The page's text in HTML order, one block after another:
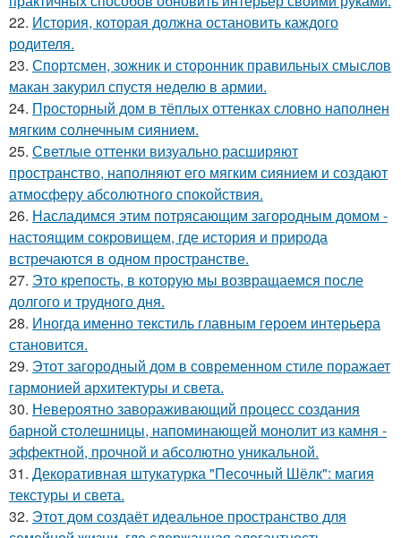
22. История, которая должна остановить каждого
родителя.
23. Спортсмен, зожник и сторонник правильных смыслов
макан закурил спустя неделю в армии.
24. Просторный дом в тёплых оттенках словно наполнен
мягким солнечным сиянием.
25. Светлые оттенки визуально расширяют
пространство, наполняют его мягким сиянием и создают
атмосферу абсолютного спокойствия.
26. Насладимся этим потрясающим загородным домом -
настоящим сокровищем, где история и природа
встречаются в одном пространстве.
27. Это крепость, в которую мы возвращаемся после
долгого и трудного дня.
28. Иногда именно текстиль главным героем интерьера
становится.
29. Этот загородный дом в современном стиле поражает
гармонией архитектуры и света.
30. Невероятно завораживающий процесс создания
барной столешницы, напоминающей монолит из камня -
эффектной, прочной и абсолютно уникальной.
31. Декоративная штукатурка "Песочный Шёлк": магия
текстуры и света.
32. Этот дом создаёт идеальное пространство для